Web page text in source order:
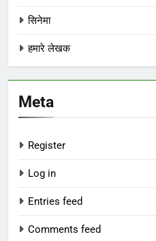
सिनेमा
हमारे लेखक
Meta
Register
Log in
Entries feed
Comments feed